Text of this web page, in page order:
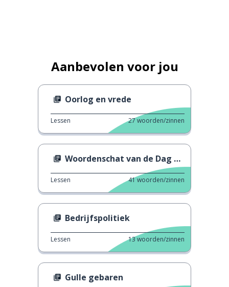
Aanbevolen voor jou
Oorlog en vrede
Lessen 27woorden/zinnen
Woordenschat van de Dag van de Onschuldigen
Lessen 41woorden/zinnen
Bedrijfspolitiek
Lessen 13woorden/zinnen
Gulle gebaren